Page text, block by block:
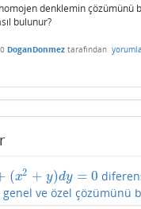
denklemin çözümünü
bulunur?
DoganDonmez tarafından
(x2 + y)dy = 0
) dy=0
ve özel çözümünü